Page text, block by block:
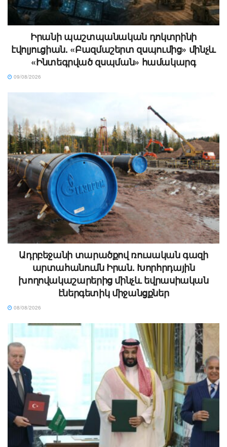
Իրանի պաշտպանական դոկտրինի
էվոլյուցիան. «Բազմաշերտ զսպումից» մինչև
«Ինտեգրված զսպման» համակարգ
09/08/2026
Ադրբեջանի տարածքով ռուսական գազի
արտահանումն Իրան. Խորհրդային
խողովակաշարերից մինչև եվրասիական
էներգետիկ միջանցքներ
08/08/2026